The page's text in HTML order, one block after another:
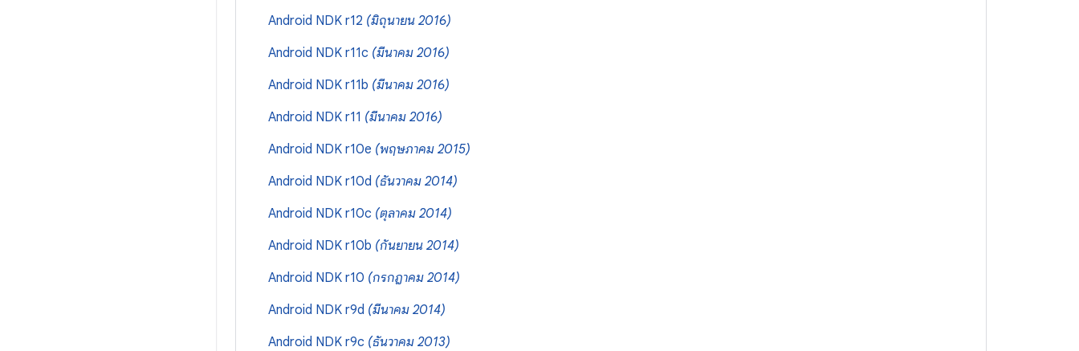
Android NDK r12 (มิถุนายน 2016)
Android NDK r11c (มีนาคม 2016)
Android NDK r11b (มีนาคม 2016)
Android NDK r11 (มีนาคม 2016)
Android NDK r10e (พฤษภาคม 2015)
Android NDK r10d (ธันวาคม 2014)
Android NDK r10c (ตุลาคม 2014)
Android NDK r10b (กันยายน 2014)
Android NDK r10 (กรกฎาคม 2014)
Android NDK r9d (มีนาคม 2014)
Android NDK r9c (ธันวาคม 2013)